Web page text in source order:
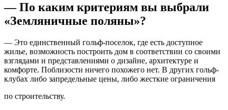
— По каким критериям вы выбрали
«Земляничные поляны»?
— Это единственный гольф-поселок, где есть доступное
жилье, возможность построить дом в соответствии со своими
взглядами и представлениями о дизайне, архитектуре и
комфорте. Поблизости ничего похожего нет. В других гольф-
клубах либо запредельные цены, либо жесткие ограничения
по строительству.